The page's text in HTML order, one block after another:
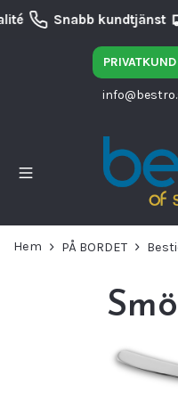
Snabb kundtjänst
PRIVATKUND
Hem PÅ BORDET